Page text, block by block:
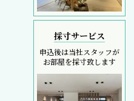
採寸サービス
申込後は当社スタッフが
お部屋を採寸致します